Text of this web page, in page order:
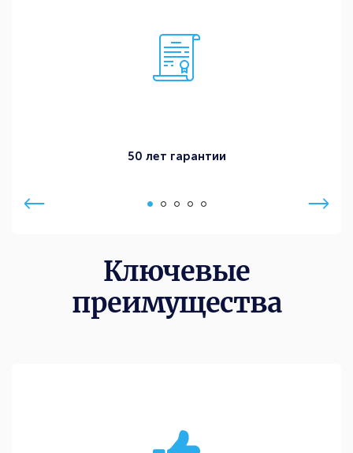
50 лет гарантии
Ключевые
преимущества